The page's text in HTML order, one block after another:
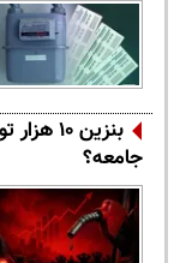
بنزین
جامعه؟